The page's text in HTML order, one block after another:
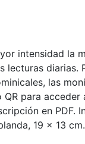
intensidad la
lecturas diarias.
las
para acceder
en PDF.
19 x 13 cm.